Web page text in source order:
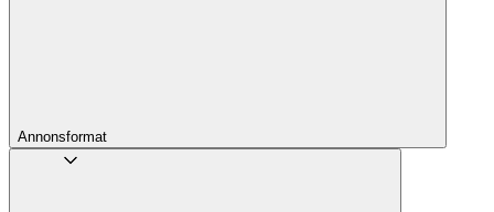
Annons­format